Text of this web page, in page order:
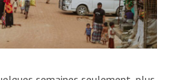
principalement à pied et par